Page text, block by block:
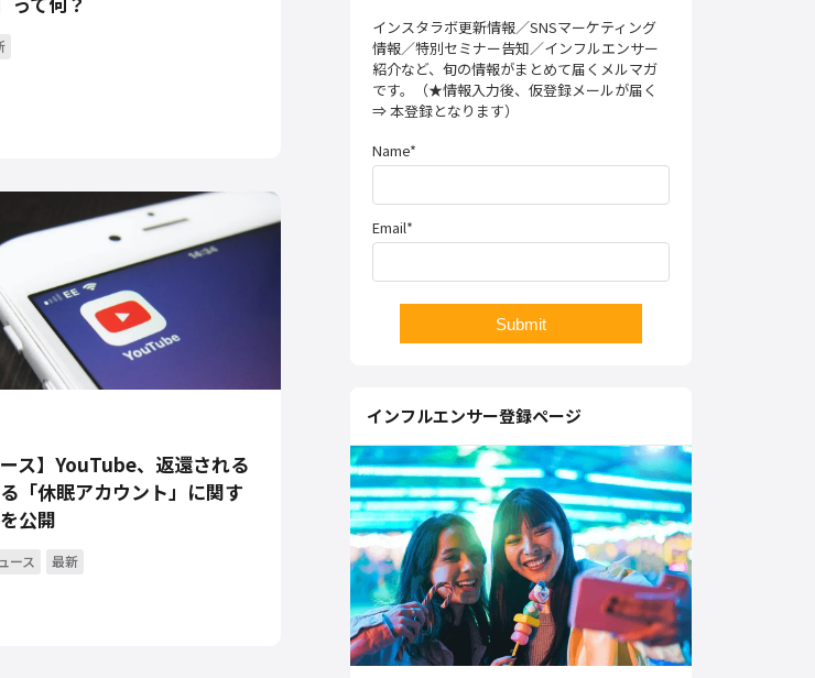
ース】YouTube、返還される
「休眠アカウント」に関す
公開
ース 最新
インスタラボ更新情報／SNSマーケティング
情報／特別セミナー告知／インフルエンサー
紹介など、旬の情報がまとめて届くメルマガ
です。（★情報入力後、仮登録メールが届く
⇒ 本登録となります）
Name*
Email*
インフルエンサー登録ページ